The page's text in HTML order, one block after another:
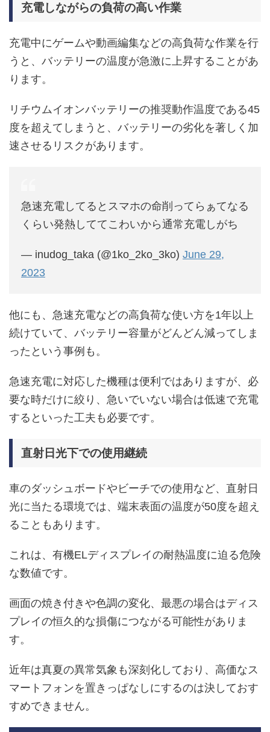
充電しながらの負荷の高い作業
充電中にゲームや動画編集などの高負荷な作業を行
うと、バッテリーの温度が急激に上昇することがあ
ります。
リチウムイオンバッテリーの推奨動作温度である45
度を超えてしまうと、バッテリーの劣化を著しく加
速させるリスクがあります。
急速充電してるとスマホの命削ってらぁてなる
くらい発熱しててこわいから通常充電しがち
— inudog_taka (@1ko_2ko_3ko) June 29,
2023
他にも、急速充電などの高負荷な使い方を1年以上
続けていて、バッテリー容量がどんどん減ってしま
ったという事例も。
急速充電に対応した機種は便利ではありますが、必
要な時だけに絞り、急いでいない場合は低速で充電
するといった工夫も必要です。
直射日光下での使用継続
車のダッシュボードやビーチでの使用など、直射日
光に当たる環境では、端末表面の温度が50度を超え
ることもあります。
これは、有機ELディスプレイの耐熱温度に迫る危険
な数値です。
画面の焼き付きや色調の変化、最悪の場合はディス
プレイの恒久的な損傷につながる可能性がありま
す。
近年は真夏の異常気象も深刻化しており、高価なス
マートフォンを置きっぱなしにするのは決しておす
すめできません。